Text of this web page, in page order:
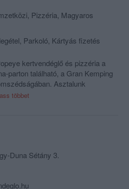
, Pizzéria, Magyaros
Parkoló, Kártyás fizetés
kertvendéglő és pizzéria a
parton található, a Gran Kemping
Asztalunk
három lehetőség
követhető
megcsodálása mellett
többet
Duna Sétány 3.